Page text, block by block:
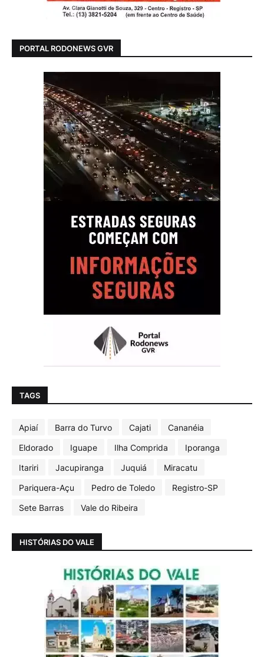
PORTAL RODONEWS GVR
TAGS
Apiaí Barra do Turvo Cajati
Cananéia
Eldorado
Iguape Ilha Comprida
Iporanga
Itariri
Jacupiranga Juquiá
Miracatu
Pariquera-Açu
Pedro de Toledo
Registro-SP
Sete Barras
Vale do Ribeira
HISTÓRIAS DO VALE